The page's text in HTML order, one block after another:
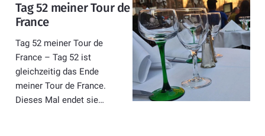
Tag 52 meiner Tour de
France
Tag 52 meiner Tour de
France – Tag 52 ist
gleichzeitig das Ende
meiner Tour de France.
Dieses Mal endet sie…